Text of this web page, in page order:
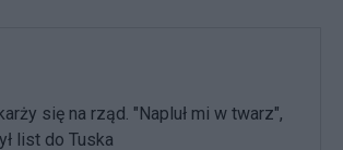
się na rząd. "Napluł mi w twarz",
list do Tuska